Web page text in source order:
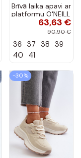
Brīvā laika apavi ar
platformu O'NEILL
SPINNA C INOMEN
baltā krāsā
63,63 €
90,90 €
36 37 38 39
40 41
-30%